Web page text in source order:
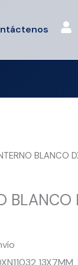
BLANCO
BLANCO
13X7MM